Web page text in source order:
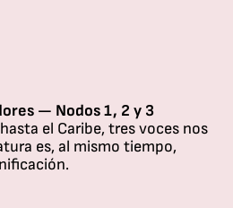
— Nodos 1, 2 y 3
el Caribe, tres voces nos
es, al mismo tiempo,